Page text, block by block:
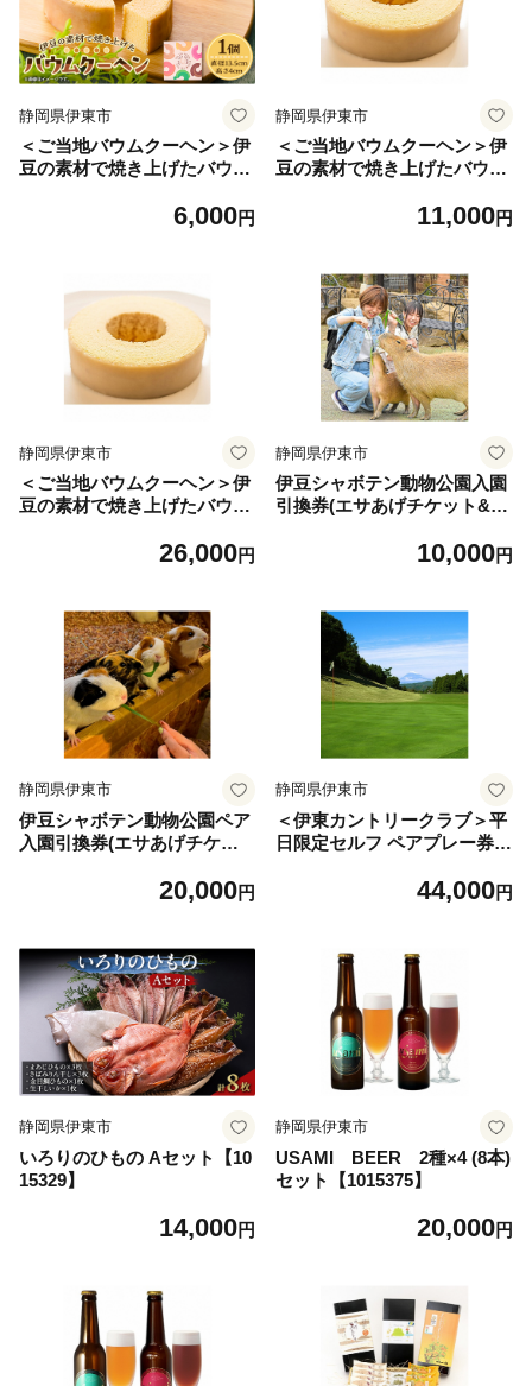
静岡県伊東市
＜ご当地バウムクーヘン＞伊
豆の素材で焼き上げたバウム
6,000円
静岡県伊東市
＜ご当地バウムクーヘン＞伊
豆の素材で焼き上げたバウム
11,000円
静岡県伊東市
＜ご当地バウムクーヘン＞伊
豆の素材で焼き上げたバウム
26,000円
静岡県伊東市
伊豆シャボテン動物公園入園
引換券(エサあげチケット&グ
10,000円
静岡県伊東市
伊豆シャボテン動物公園ペア
入園引換券(エサあげチケッ
20,000円
静岡県伊東市
＜伊東カントリークラブ＞平
日限定セルフ ペアプレー券
44,000円
静岡県伊東市
いろりのひもの Aセット【10
15329】
14,000円
静岡県伊東市
USAMI BEER 2種×4 (8本)
セット【1015375】
20,000円